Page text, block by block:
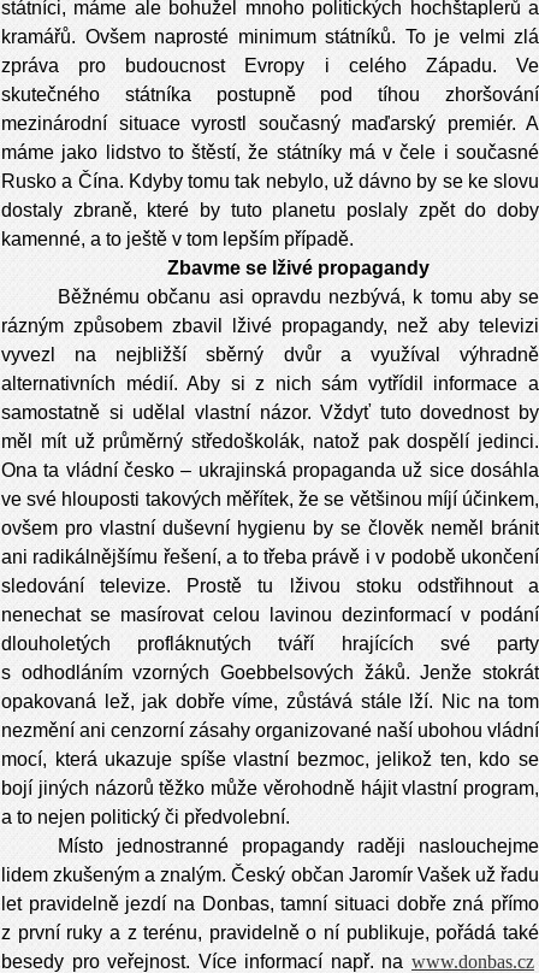
státníci, máme ale bohužel mnoho politických hochštaplerů a
kramářů. Ovšem naprosté minimum státníků. To je velmi zlá
zpráva pro budoucnost Evropy i celého Západu. Ve
skutečného státníka postupně pod tíhou zhoršování
mezinárodní situace vyrostl současný maďarský premiér. A
máme jako lidstvo to štěstí, že státníky má v čele i současné
Rusko a Čína. Kdyby tomu tak nebylo, už dávno by se ke slovu
dostaly zbraně, které by tuto planetu poslaly zpět do doby
kamenné, a to ještě v tom lepším případě.
Zbavme se lživé propagandy
Běžnému občanu asi opravdu nezbývá, k tomu aby se
rázným způsobem zbavil lživé propagandy, než aby televizi
vyvezl na nejbližší sběrný dvůr a využíval výhradně
alternativních médií. Aby si z nich sám vytřídil informace a
samostatně si udělal vlastní názor. Vždyť tuto dovednost by
měl mít už průměrný středoškolák, natož pak dospělí jedinci.
Ona ta vládní česko – ukrajinská propaganda už sice dosáhla
ve své hlouposti takových měřítek, že se většinou míjí účinkem,
ovšem pro vlastní duševní hygienu by se člověk neměl bránit
ani radikálnějšímu řešení, a to třeba právě i v podobě ukončení
sledování televize. Prostě tu lživou stoku odstřihnout a
nenechat se masírovat celou lavinou dezinformací v podání
dlouholetých profláknutých tváří hrajících své party
s odhodláním vzorných Goebbelsových žáků. Jenže stokrát
opakovaná lež, jak dobře víme, zůstává stále lží. Nic na tom
nezmění ani cenzorní zásahy organizované naší ubohou vládní
mocí, která ukazuje spíše vlastní bezmoc, jelikož ten, kdo se
bojí jiných názorů těžko může věrohodně hájit vlastní program,
a to nejen politický či předvolební.
Místo jednostranné propagandy raději naslouchejme
lidem zkušeným a znalým. Český občan Jaromír Vašek už řadu
let pravidelně jezdí na Donbas, tamní situaci dobře zná přímo
z první ruky a z terénu, pravidelně o ní publikuje, pořádá také
besedy pro veřejnost. Více informací např. na www.donbas.cz